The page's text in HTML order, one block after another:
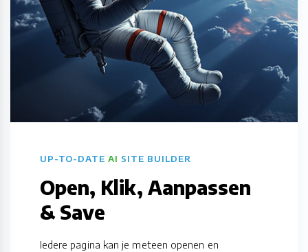
UP-TO-DATE AI SITE BUILDER
Open, Klik, Aanpassen
& Save
Iedere pagina kan je meteen openen en